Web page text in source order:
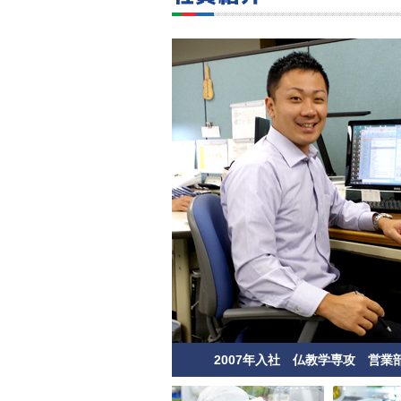
2007年入社 仏教学専攻 営業